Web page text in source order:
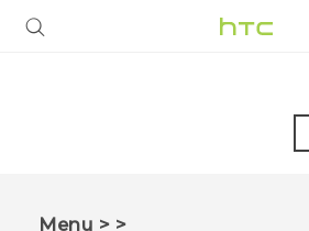
< < Menu